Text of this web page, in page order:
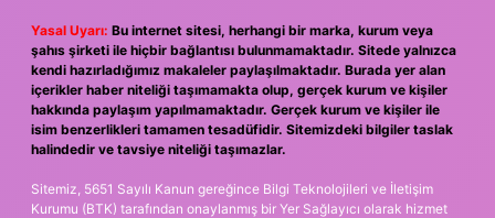
Yasal Uyarı: Bu internet sitesi, herhangi bir marka, kurum veya
şahıs şirketi ile hiçbir bağlantısı bulunmamaktadır. Sitede yalnızca
kendi hazırladığımız makaleler paylaşılmaktadır. Burada yer alan
içerikler haber niteliği taşımamakta olup, gerçek kurum ve kişiler
hakkında paylaşım yapılmamaktadır. Gerçek kurum ve kişiler ile
isim benzerlikleri tamamen tesadüfidir. Sitemizdeki bilgiler taslak
halindedir ve tavsiye niteliği taşımazlar.
Sitemiz, 5651 Sayılı Kanun gereğince Bilgi Teknolojileri ve İletişim
Kurumu (BTK) tarafından onaylanmış bir Yer Sağlayıcı olarak hizmet